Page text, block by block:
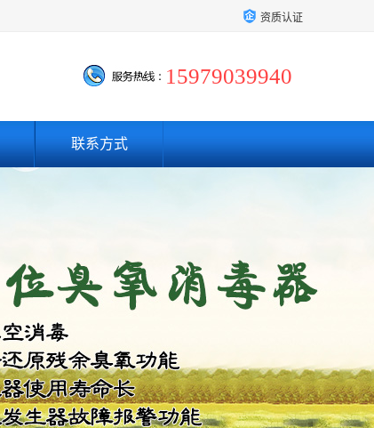
资质认证
15979039940
联系方式